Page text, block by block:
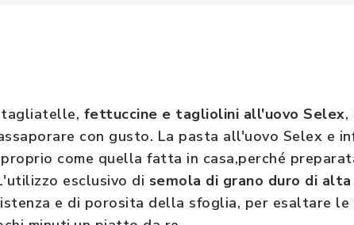
tagliatelle, fettuccine e tagliolini all'uovo Selex,
con gusto. La pasta all'uovo Selex e
come quella fatta in casa,perché
esclusivo di semola di grano duro di
e di porosita della sfoglia, per esaltare